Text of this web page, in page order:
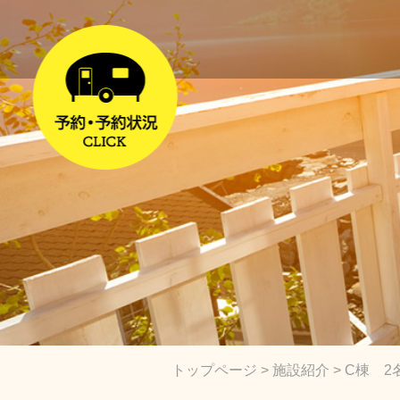
トップページ > 施設紹介 > C棟 2